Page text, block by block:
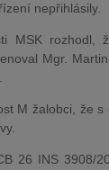
nepřihlásily.
MSK
Mgr.
M žalobci, že
26 INS 3908/